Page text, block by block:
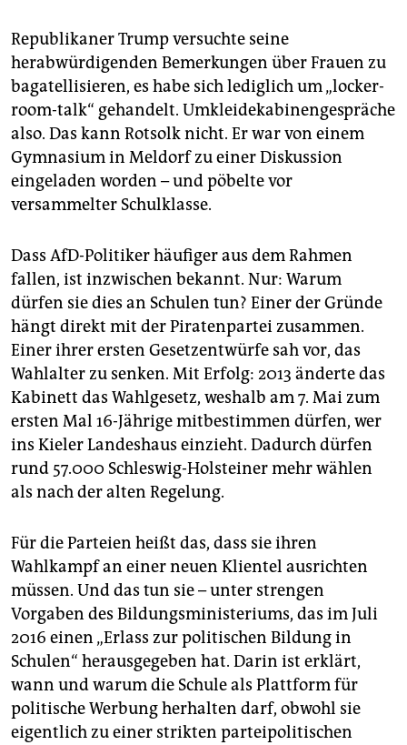
Republikaner Trump versuchte seine
herabwürdigenden Bemerkungen über Frauen zu
bagatellisieren, es habe sich lediglich um „locker-
room-talk“ gehandelt. Umkleidekabinengespräche
also. Das kann Rotsolk nicht. Er war von einem
Gymnasium in Meldorf zu einer Diskussion
eingeladen worden – und pöbelte vor
versammelter Schulklasse.
Dass AfD-Politiker häufiger aus dem Rahmen
fallen, ist inzwischen bekannt. Nur: Warum
dürfen sie dies an Schulen tun? Einer der Gründe
hängt direkt mit der Piratenpartei zusammen.
Einer ihrer ersten Gesetzentwürfe sah vor, das
Wahlalter zu senken. Mit Erfolg: 2013 änderte das
Kabinett das Wahlgesetz, weshalb am 7. Mai zum
ersten Mal 16-Jährige mitbestimmen dürfen, wer
ins Kieler Landeshaus einzieht. Dadurch dürfen
rund 57.000 Schleswig-Holsteiner mehr wählen
als nach der alten Regelung.
Für die Parteien heißt das, dass sie ihren
Wahlkampf an einer neuen Klientel ausrichten
müssen. Und das tun sie – unter strengen
Vorgaben des Bildungsministeriums, das im Juli
2016 einen „Erlass zur politischen Bildung in
Schulen“ herausgegeben hat. Darin ist erklärt,
wann und warum die Schule als Plattform für
politische Werbung herhalten darf, obwohl sie
eigentlich zu einer strikten parteipolitischen